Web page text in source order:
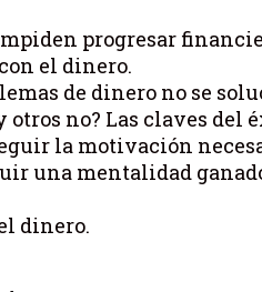
progresar
el dinero.
de dinero no se
otros no? Las claves del
la motivación
una mentalidad
dinero.